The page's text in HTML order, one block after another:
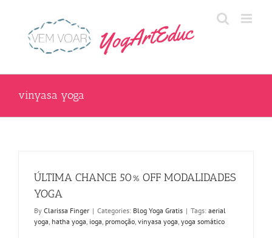
content
vinyasa yoga
ÚLTIMA CHANCE 50% OFF MODALIDADES
YOGA
By Clarissa Finger | Categories: Blog Yoga Gratis | Tags: aerial
yoga, hatha yoga, ioga, promoção, vinyasa yoga, yoga somático